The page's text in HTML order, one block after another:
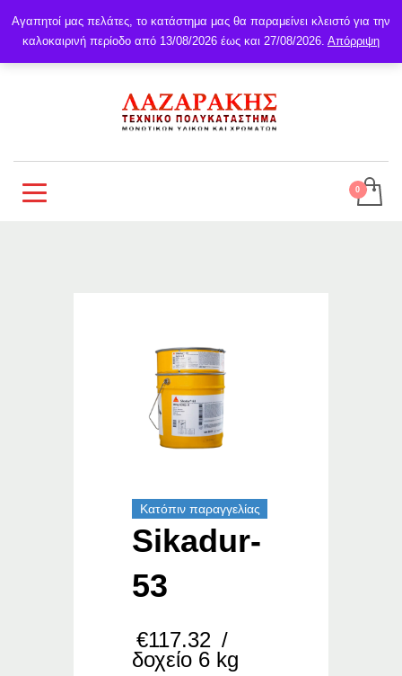
Κατόπιν παραγγελίας
Sikadur-
53
€117.32 /
δοχείο 6 kg
Αγαπητοί μας πελάτες, το κατάστημα μας θα παραμείνει κλειστό για την
καλοκαιρινή περίοδο από 13/08/2026 έως και 27/08/2026. Απόρριψη